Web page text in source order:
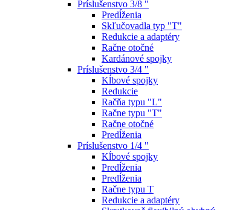
Príslušenstvo 3/8 "
Predĺženia
Skľučovadla typ "T"
Redukcie a adaptéry
Račne otočné
Kardánové spojky
Príslušenstvo 3/4 "
Kĺbové spojky
Redukcie
Račňa typu "L"
Račne typu "T"
Račne otočné
Predĺženia
Príslušenstvo 1/4 "
Kĺbové spojky
Predĺženia
Predĺženia
Račne typu T
Redukcie a adaptéry